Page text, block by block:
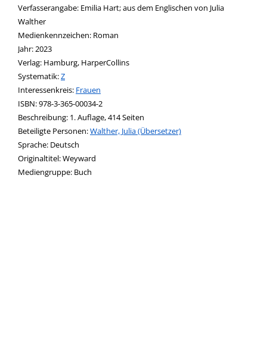
Verfasserangabe: Emilia Hart; aus dem Englischen von Julia
Walther
Medienkennzeichen: Roman
Jahr:2023
Verlag: Hamburg, HarperCollins
opens in new tab
Diesen Link in neuem Tab öffnen
Systematik:Suche nach dieser Systematik
Z
Interessenkreis: Suche nach diesem Interessenskreis
Frauen
ISBN:978-3-365-00034-2
Beschreibung: 1. Auflage, 414 Seiten
Beteiligte Personen:Suche nach dieser Beteiligten Person
Walther, Julia (Übersetzer)
Sprache: Deutsch
Originaltitel:Weyward
Mediengruppe: Buch